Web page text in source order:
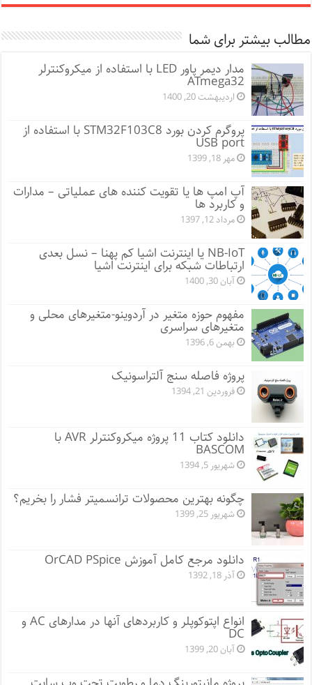
مطالب بیشتر برای شما
مدار دیمر پاور LED با استفاده از میکروکنترلر
ATmega32
اردیبهشت 20, 1400
پروگرم کردن بورد STM32F103C8 با استفاده از
USB port
مهر 18, 1399
آپ امپ ها یا تقویت کننده های عملیاتی – مدارات
و کاربرد ها
مرداد 12, 1397
NB-IoT یا اینترنت اشیا کم پهنا – نسل بعدی
ارتباطات شبکه برای اینترنت اشیا
آبان 30, 1400
مفهوم حوزه متغیر در آردوینو-متغیرهای محلی و
متغیرهای سراسری
بهمن 6, 1396
پروژه فاصله سنج آلتراسونیک
فروردین 21, 1394
دانلود کتاب 11 پروژه میکروکنترلر AVR با
BASCOM
شهریور 5, 1394
چگونه بهترین محصولات ترانسمیتر فشار را بخریم؟
شهریور 25, 1399
دانلود مرجع کامل آموزش OrCAD PSpice
آذر 18, 1392
انواع اپتوکوپلر و کاربردهای آنها در مدارهای AC و
DC
آبان 20, 1399